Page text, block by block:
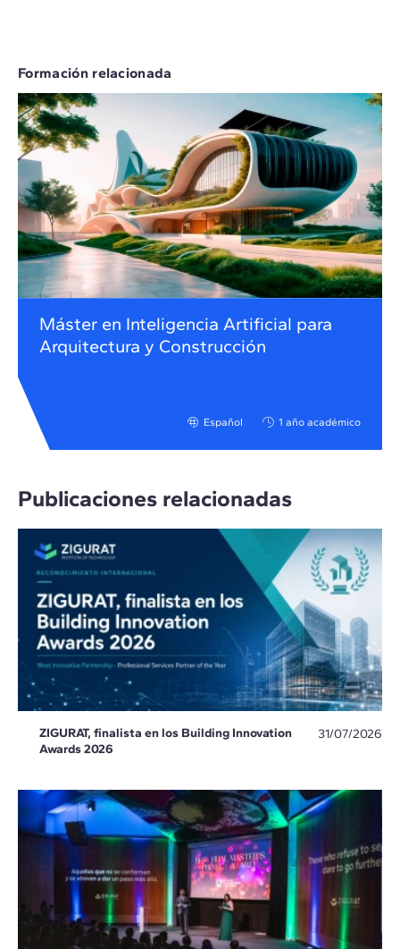
Formación relacionada
Máster en Inteligencia Artificial para
Arquitectura y Construcción
Español 1 año académico
Publicaciones relacionadas
ZIGURAT, finalista en los Building Innovation
Awards 2026
31/07/2026